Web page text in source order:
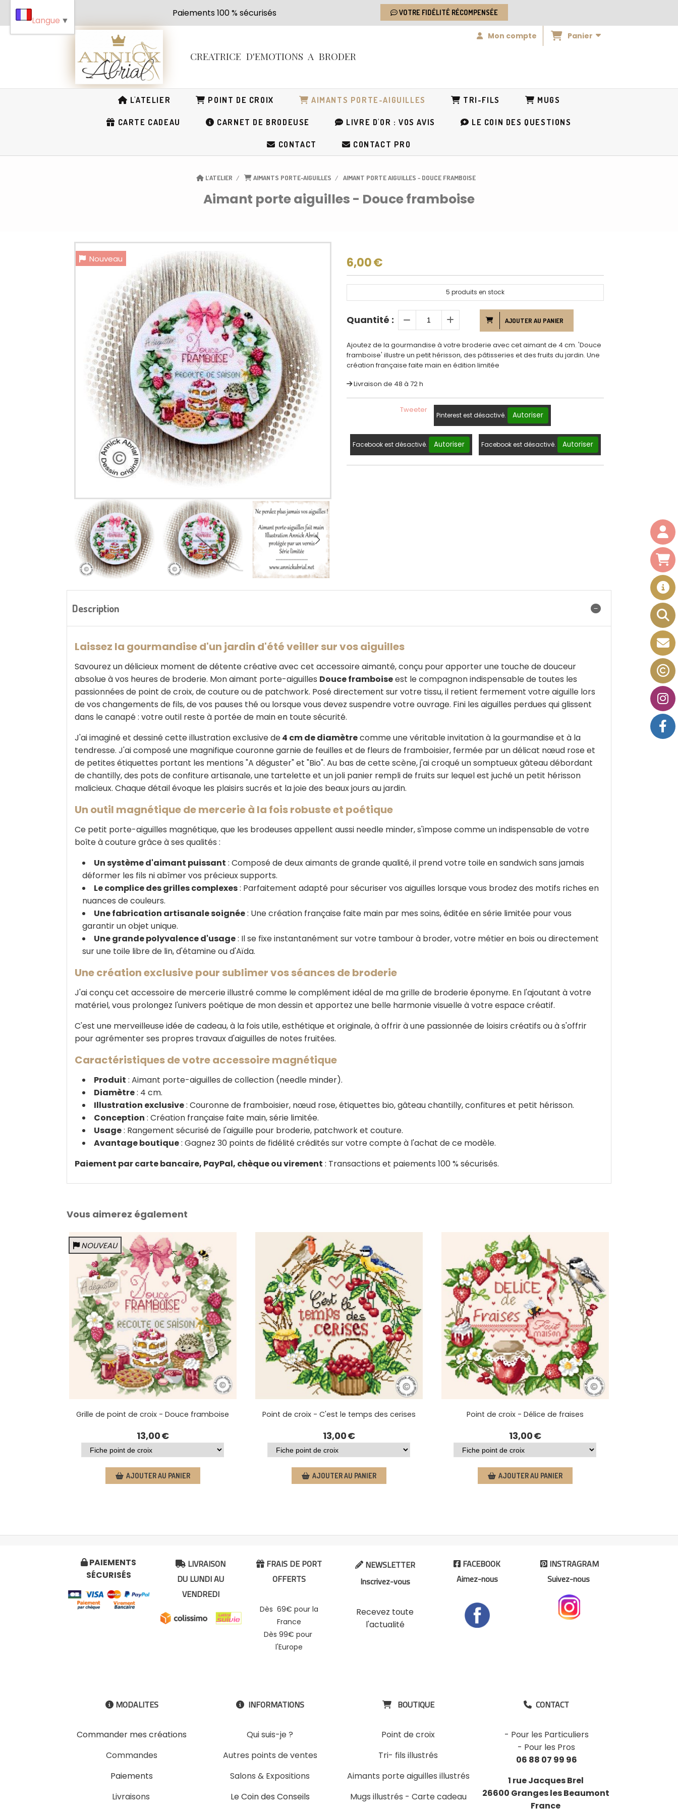
Paiements 100 % sécurisés VOTRE FIDÉLITÉ RÉCOMPENSÉE
CREATRICE D'EMOTIONS A BRODER
Mon compte Panier
L'ATELIER POINT DE CROIX AIMANTS PORTE-AIGUILLES TRI-FILS MUGS
CARTE CADEAU CARNET DE BRODEUSE LIVRE D'OR : VOS AVIS LE COIN DES QUESTIONS
CONTACT CONTACT PRO
L'ATELIER AIMANTS PORTE-AIGUILLES AIMANT PORTE AIGUILLES - DOUCE FRAMBOISE
Aimant porte aiguilles - Douce framboise
Nouveau 6,00€
5 produits en stock
Quantité : AJOUTER AU PANIER
Ajoutez de la gourmandise à votre broderie avec cet aimant de 4 cm. 'Douce
framboise' illustre un petit hérisson, des pâtisseries et des fruits du jardin. Une
création française faite main en édition limitée
Livraison de 48 à 72 h
Tweeter
Pinterest est désactivé. Autoriser
Facebook est désactivé. Autoriser Facebook est désactivé. Autoriser
Description
Laissez la gourmandise d'un jardin d'été veiller sur vos aiguilles
Savourez un délicieux moment de détente créative avec cet accessoire aimanté, conçu pour apporter une touche de douceur
absolue à vos heures de broderie. Mon aimant porte-aiguilles Douce framboiseest le compagnon indispensable de toutes les
passionnées de point de croix, de couture ou de patchwork. Posé directement sur votre tissu, il retient fermement votre aiguille lors
de vos changements de fils, de vos pauses thé ou lorsque vous devez suspendre votre ouvrage. Fini les aiguilles perdues qui glissent
dans le canapé : votre outil reste à portée de main en toute sécurité.
J'ai imaginé et dessiné cette illustration exclusive de4 cm de diamètrecomme une véritable invitation à la gourmandise et à la
tendresse. J'ai composé une magnifique couronne garnie de feuilles et de fleurs de framboisier, fermée par un délicat nœud rose et
de petites étiquettes portant les mentions "A déguster" et "Bio". Au bas de cette scène, j'ai croqué un somptueux gâteau débordant
de chantilly, des pots de confiture artisanale, une tartelette et un joli panier rempli de fruits sur lequel est juché un petit hérisson
malicieux. Chaque détail évoque les plaisirs sucrés et la joie des beaux jours au jardin.
Un outil magnétique de mercerie à la fois robuste et poétique
Ce petit porte-aiguilles magnétique, que les brodeuses appellent aussi needle minder, s'impose comme un indispensable de votre
boîte à couture grâce à ses qualités :
Un système d'aimant puissant : Composé de deux aimants de grande qualité, il prend votre toile en sandwich sans jamais
déformer les fils ni abîmer vos précieux supports.
Le complice des grilles complexes: Parfaitement adapté pour sécuriser vos aiguilles lorsque vous brodez des motifs riches en
nuances de couleurs.
Une fabrication artisanale soignée: Une création française faite main par mes soins, éditée en série limitée pour vous
garantir un objet unique.
Une grande polyvalence d'usage: Il se fixe instantanément sur votre tambour à broder, votre métier en bois ou directement
sur une toile libre de lin, d'étamine ou d'Aïda.
Une création exclusive pour sublimer vos séances de broderie
J'ai conçu cet accessoire de mercerie illustré comme le complément idéal de ma grille de broderie éponyme. En l'ajoutant à votre
matériel, vous prolongez l'univers poétique de mon dessin et apportez une belle harmonie visuelle à votre espace créatif.
C'est une merveilleuse idée de cadeau, à la fois utile, esthétique et originale, à offrir à une passionnée de loisirs créatifs ou à s'offrir
pour agrémenter ses propres travaux d'aiguilles de notes fruitées.
Caractéristiques de votre accessoire magnétique
Produit : Aimant porte-aiguilles de collection (needle minder).
Diamètre: 4 cm.
Illustration exclusive: Couronne de framboisier, nœud rose, étiquettes bio, gâteau chantilly, confitures et petit hérisson.
Conception : Création française faite main, série limitée.
Usage: Rangement sécurisé de l'aiguille pour broderie, patchwork et couture.
Avantage boutique: Gagnez 30 points de fidélité crédités sur votre compte à l'achat de ce modèle.
Paiement par carte bancaire, PayPal, chèque ou virement : Transactions et paiements 100 % sécurisés.
Vous aimerez également
Grille de point de croix - Douce framboise
13,00€
AJOUTER AU PANIER
NOUVEAU
Point de croix - C'est le temps des cerises
13,00€
AJOUTER AU PANIER
Point de croix - Délice de fraises
13,00€
AJOUTER AU PANIER
 PAIEMENTS
SÉCURISÉS
 LIVRAISON
DU LUNDI AU
VENDREDI
 FRAIS DE PORT
OFFERTS
Dès 69€ pour la
France
Dès 99€ pour
l'Europe
NEWSLETTER
Inscrivez-vous
Recevez toute
l'actualité
 FACEBOOK
Aimez-nous
INSTRAGRAM
Suivez-nous
 MODALITES
Commander mes créations
Commandes
Paiements
Livraisons
 INFORMATIONS
Qui suis-je ?
Autres points de ventes
Salons & Expositions
Le Coin des Conseils
 BOUTIQUE
Point de croix
Tri- fils illustrés
Aimants porte aiguilles illustrés
Mugs illustrés - Carte cadeau
 CONTACT
- Pour les Particuliers
- Pour les Pros
06 88 07 99 96
1 rue Jacques Brel
26600 Granges les Beaumont
France
Langue ▼